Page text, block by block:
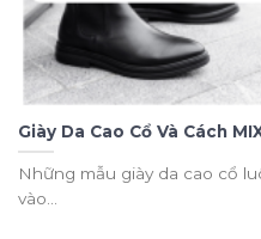
Giày Da Cao Cổ Và Cách
Những mẫu giày da cao cổ
vào...